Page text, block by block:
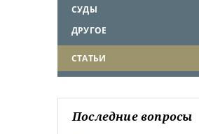
СУДЫ
ДРУГОЕ
СТАТЬИ
Последние вопросы